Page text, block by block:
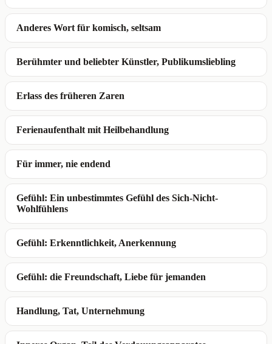
Anderes Wort für komisch, seltsam
Berühmter und beliebter Künstler, Publikumsliebling
Erlass des früheren Zaren
Ferienaufenthalt mit Heilbehandlung
Für immer, nie endend
Gefühl: Ein unbestimmtes Gefühl des Sich-Nicht-
Wohlfühlens
Gefühl: Erkenntlichkeit, Anerkennung
Gefühl: die Freundschaft, Liebe für jemanden
Handlung, Tat, Unternehmung